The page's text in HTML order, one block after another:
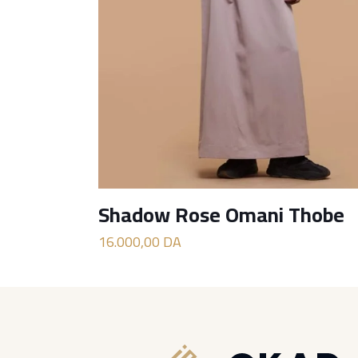
Shadow Rose Omani Thobe
16.000,00DA